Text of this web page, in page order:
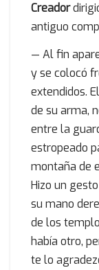
Creador
antiguo
— Al fin
y se colocó
extendidos.
de su arma,
entre la
estropeado
montaña de
Hizo un
su mano
de los
había otro,
te lo